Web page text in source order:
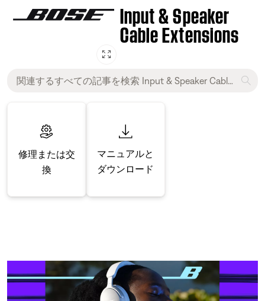
Input & Speaker
Cable Extensions
修理または交
換
マニュアルと
ダウンロード